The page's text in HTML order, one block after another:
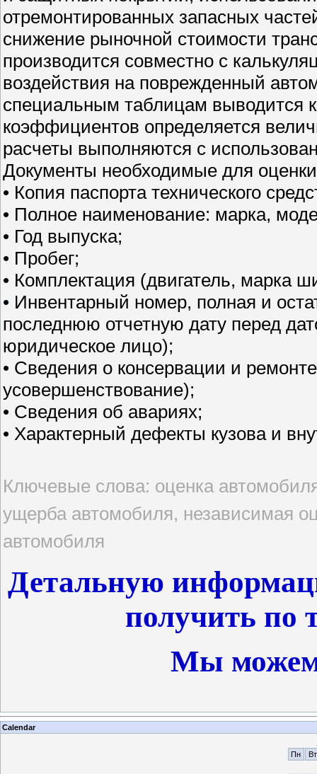
отремонтированных запасных
снижение рыночной стоимости
производится совместно с
воздействия на поврежденный
специальным таблицам выводится
коэффициентов определяется
расчеты выполняются с
Документы необходимые для оценки
• Копия паспорта технического
• Полное наименование: марка,
• Год выпуска;
• Пробег;
• Комплектация (двигатель, марка
• Инвентарный номер, полная и
последнюю отчетную дату перед
юридическое лицо);
• Сведения о консервации и
усовершенствование);
• Сведения об авариях;
• Характерный дефекты кузова и
Ключевые слова: оценка
ущерба автомобиля, независимая
автомобиля
Детальную
получить по
Мы
Calendar
Пн
Вт